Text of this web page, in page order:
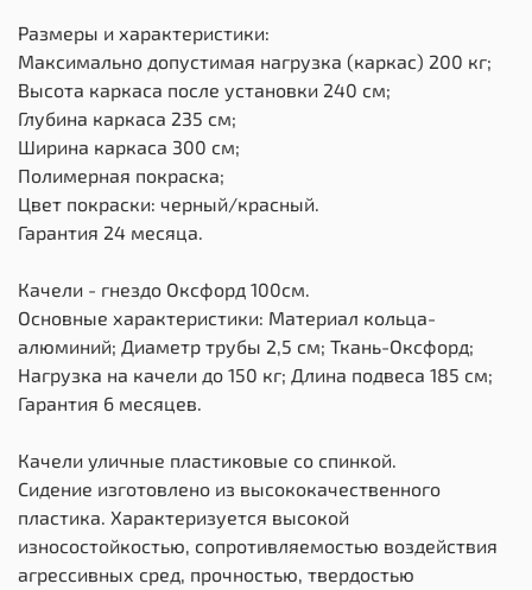
Размеры и характеристики:
Максимально допустимая нагрузка (каркас) 200 кг;
Высота каркаса после установки 240 см;
Глубина каркаса 235 см;
Ширина каркаса 300 см;
Полимерная покраска;
Цвет покраски: черный/красный.
Гарантия 24 месяца.
Качели - гнездо Оксфорд 100см.
Основные характеристики: Материал кольца-
алюминий; Диаметр трубы 2,5 см; Ткань-Оксфорд;
Нагрузка на качели до 150 кг; Длина подвеса 185 см;
Гарантия 6 месяцев.
Качели уличные пластиковые со спинкой.
Сидение изготовлено из высококачественного
пластика. Характеризуется высокой
износостойкостью, сопротивляемостью воздействия
агрессивных сред, прочностью, твердостью